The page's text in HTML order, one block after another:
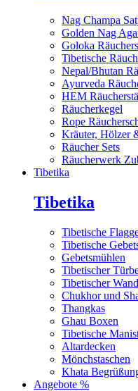
Nag Champa
Golden Nag
Goloka
Tibetische
Nepal/Bhutan
Ayurveda
HEM
Räucherkegel
Rope
Kräuter, Hölzer
Räucher Sets
Räucherwerk
Tibetika
Tibetika
Tibetische
Tibetische
Gebetsmühlen
Tibetischer
Tibetischer
Chukhor und
Thangkas
Ghau Boxen
Tibetische
Altardecken
Mönchstaschen
Khata
Angebote %